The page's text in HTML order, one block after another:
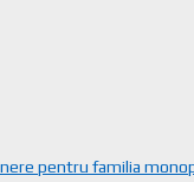
pentru familia